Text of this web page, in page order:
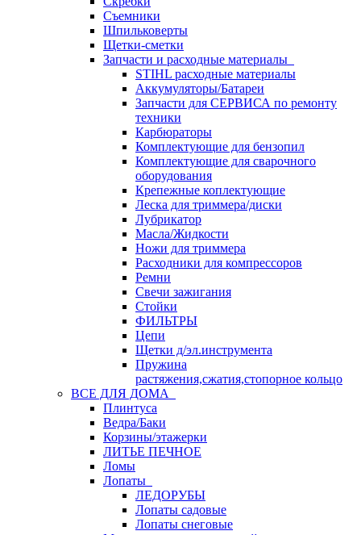
Съемники
Шпильковерты
Щетки-сметки
Запчасти и расходные материалы
STIHL расходные материалы
Аккумуляторы/Батареи
Запчасти для СЕРВИСА по ремонту
техники
Карбюраторы
Комплектующие для бензопил
Комплектующие для сварочного
оборудования
Крепежные коплектующие
Леска для триммера/диски
Лубрикатор
Масла/Жидкости
Ножи для триммера
Расходники для компрессоров
Ремни
Свечи зажигания
Стойки
ФИЛЬТРЫ
Цепи
Щетки д/эл.инструмента
Пружина
растяжения,сжатия,стопорное кольцо
ВСЕ ДЛЯ ДОМА
Плинтуса
Ведра/Баки
Корзины/этажерки
ЛИТЬЕ ПЕЧНОЕ
Ломы
Лопаты
ЛЕДОРУБЫ
Лопаты садовые
Лопаты снеговые